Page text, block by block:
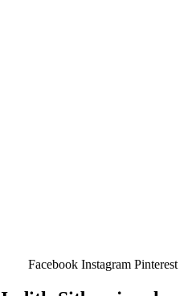
Facebook Instagram Pinterest